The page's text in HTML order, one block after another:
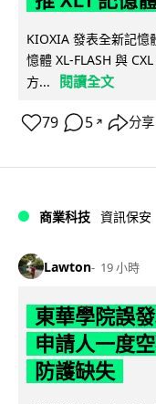
KIOXIA 發表全新記憶
憶體 XL-FLASH 與
方...
閱讀全文
79 5 ↗ 分享
商業科技 資訊保安
Lawton 19 小時
東華學院誤
申請人一度
防護缺失